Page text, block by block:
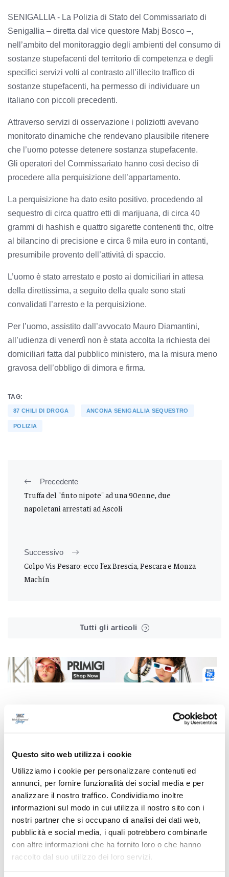
Questo sito web utilizza i cookie
Utilizziamo i cookie per personalizzare contenuti ed
annunci, per fornire funzionalità dei social media e per
analizzare il nostro traffico. Condividiamo inoltre
informazioni sul modo in cui utilizza il nostro sito con i
nostri partner che si occupano di analisi dei dati web,
pubblicità e social media, i quali potrebbero combinarle
con altre informazioni che ha fornito loro o che hanno
raccolto dal suo utilizzo dei loro servizi.
SENIGALLIA - La Polizia di Stato del Commissariato di
Senigallia – diretta dal vice questore Mabj Bosco –,
nell’ambito del monitoraggio degli ambienti del consumo di
sostanze stupefacenti del territorio di competenza e degli
specifici servizi volti al contrasto all’illecito traffico di
sostanze stupefacenti, ha permesso di individuare un
italiano con piccoli precedenti.
Attraverso servizi di osservazione i poliziotti avevano
monitorato dinamiche che rendevano plausibile ritenere
che l’uomo potesse detenere sostanza stupefacente.
Gli operatori del Commissariato hanno così deciso di
procedere alla perquisizione dell’appartamento.
La perquisizione ha dato esito positivo, procedendo al
sequestro di circa quattro etti di marijuana, di circa 40
grammi di hashish e quattro sigarette contenenti thc, oltre
al bilancino di precisione e circa 6 mila euro in contanti,
presumibile provento dell’attività di spaccio.
L’uomo è stato arrestato e posto ai domiciliari in attesa
della direttissima, a seguito della quale sono stati
convalidati l’arresto e la perquisizione.
Per l’uomo, assistito dall’avvocato Mauro Diamantini,
all’udienza di venerdì non è stata accolta la richiesta dei
domiciliari fatta dal pubblico ministero, ma la misura meno
gravosa dell’obbligo di dimora e firma.
TAG:
87 CHILI DI DROGA ANCONA SENIGALLIA SEQUESTRO
POLIZIA
Precedente
Truffa del "finto nipote" ad una 90enne, due
napoletani arrestati ad Ascoli
Successivo
Colpo Vis Pesaro: ecco l’ex Brescia, Pescara e Monza
Machín
Tutti gli articoli
Correlati